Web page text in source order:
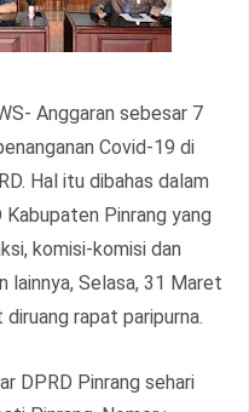
Anggaran sebesar 7
Covid-19 di
Hal itu dibahas dalam
Pinrang yang
komisi-komisi dan
lainnya, Selasa, 31 Maret
rapat paripurna.
DPRD Pinrang sehari